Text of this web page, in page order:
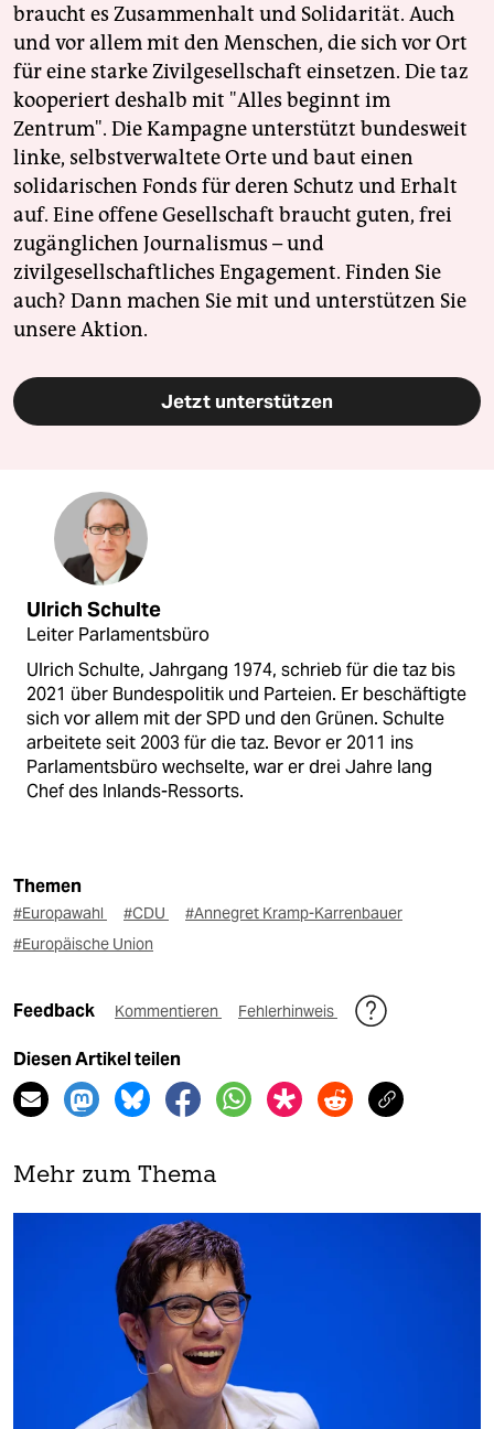
braucht es Zusammenhalt und Solidarität. Auch
und vor allem mit den Menschen, die sich vor Ort
für eine starke Zivilgesellschaft einsetzen. Die taz
kooperiert deshalb mit "Alles beginnt im
Zentrum". Die Kampagne unterstützt bundesweit
linke, selbstverwaltete Orte und baut einen
solidarischen Fonds für deren Schutz und Erhalt
auf. Eine offene Gesellschaft braucht guten, frei
zugänglichen Journalismus – und
zivilgesellschaftliches Engagement. Finden Sie
auch? Dann machen Sie mit und unterstützen Sie
unsere Aktion.
Jetzt unterstützen
Ulrich Schulte
Leiter Parlamentsbüro
Ulrich Schulte, Jahrgang 1974, schrieb für die taz bis
2021 über Bundespolitik und Parteien. Er beschäftigte
sich vor allem mit der SPD und den Grünen. Schulte
arbeitete seit 2003 für die taz. Bevor er 2011 ins
Parlamentsbüro wechselte, war er drei Jahre lang
Chef des Inlands-Ressorts.
Themen
#Europawahl #CDU
#Annegret Kramp-Karrenbauer
#Europäische Union
Feedback Kommentieren Fehlerhinweis
Diesen Artikel teilen
Mehr zum Thema